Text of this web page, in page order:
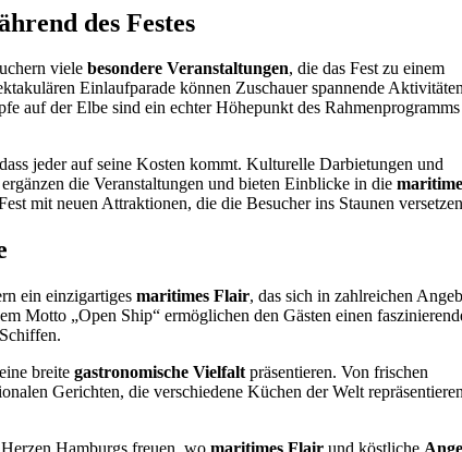
des Festes
viele besondere Veranstaltungen, die das Fest zu einem
Einlaufparade können Zuschauer spannende
auf der Elbe sind ein echter Höhepunkt des
jeder auf seine Kosten kommt. Kulturelle Darbietungen und
die Veranstaltungen und bieten Einblicke in die maritime
mit neuen Attraktionen, die die Besucher ins Staunen
ein einzigartiges maritimes Flair, das sich in zahlreichen
Motto „Open Ship“ ermöglichen den Gästen einen
breite gastronomische Vielfalt präsentieren. Von frischen
Gerichten, die verschiedene Küchen der Welt